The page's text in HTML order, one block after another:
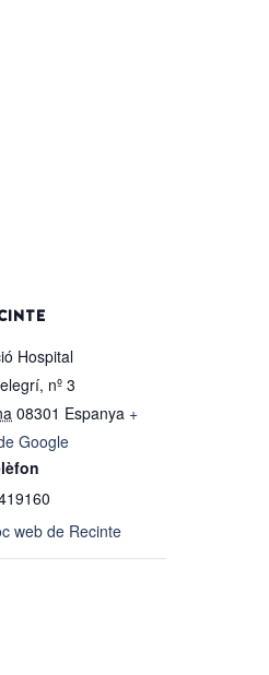
Hospital
nº 3
08301 Espanya +
Google
web de Recinte